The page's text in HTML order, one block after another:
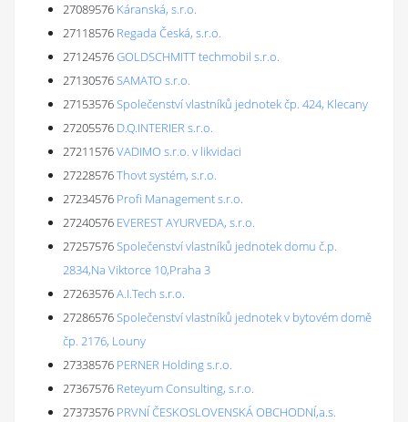
27089576 Káranská, s.r.o.
27118576 Regada Česká, s.r.o.
27124576GOLDSCHMITT techmobil s.r.o.
27130576SAMATO s.r.o.
27153576Společenství vlastníků jednotek čp. 424, Klecany
27205576 D.Q.INTERIER s.r.o.
27211576VADIMO s.r.o. v likvidaci
27228576Thovt systém, s.r.o.
27234576 Profi Management s.r.o.
27240576 EVEREST AYURVEDA, s.r.o.
27257576Společenství vlastníků jednotek domu č.p.
2834,Na Viktorce 10,Praha 3
27263576A.I.Tech s.r.o.
27286576Společenství vlastníků jednotek v bytovém domě
čp. 2176, Louny
27338576 PERNER Holding s.r.o.
27367576 Reteyum Consulting, s.r.o.
27373576 PRVNÍ ČESKOSLOVENSKÁ OBCHODNÍ,a.s.